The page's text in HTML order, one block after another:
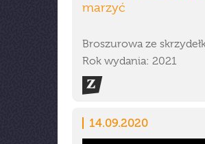
marzyć
Broszurowa ze
Rok wydania: 2021
14.09.2020